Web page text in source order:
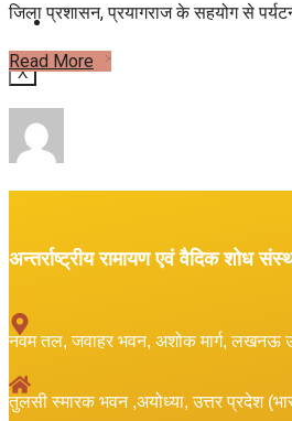
सम्पर्क
X
जिला प्रशासन, प्रयागराज के सहयोग से
Read More
अन्तर्राष्ट्रीय रामायण एवं वैदिक शोध
नवम तल, जवाहर भवन, अशोक मार्ग, लखनऊ
तुलसी स्मारक भवन ,अयोध्या, उत्तर प्रदेश